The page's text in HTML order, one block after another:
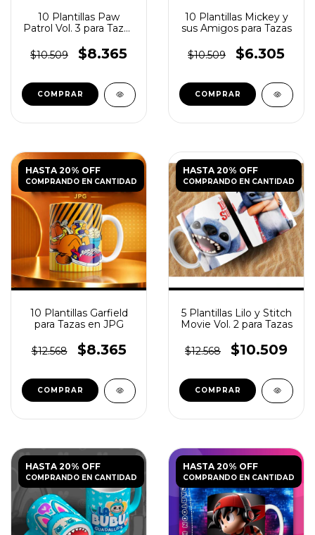
10 Plantillas Paw
Patrol Vol. 3 para Tazas
$10.509
$8.365
10 Plantillas Mickey y
sus Amigos para Tazas
$10.509 $6.305
HASTA 20% OFF
COMPRANDO EN CANTIDAD
10 Plantillas Garfield
para Tazas en JPG
$12.568 $8.365
HASTA 20% OFF
COMPRANDO EN CANTIDAD
5 Plantillas Lilo y Stitch
Movie Vol. 2 para Tazas
$12.568 $10.509
HASTA 20% OFF
COMPRANDO EN CANTIDAD
HASTA 20% OFF
COMPRANDO EN CANTIDAD